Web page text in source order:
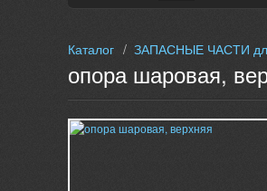
Каталог / ЗАПАСНЫЕ ЧАСТИ
опора шаровая,